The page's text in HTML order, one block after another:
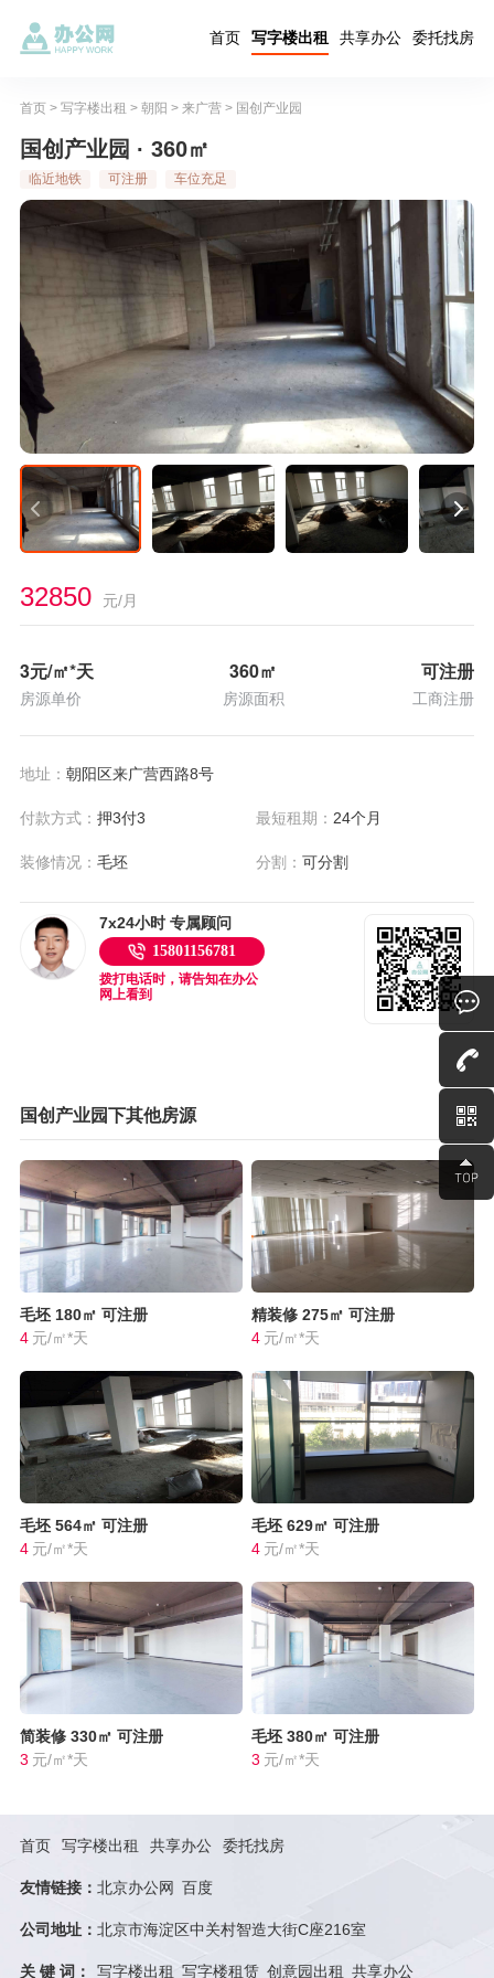
首页 写字楼出租 共享办公 委托找房
首页> 写字楼出租 > 朝阳 > 来广营> 国创产业园
国创产业园 · 360㎡
临近地铁 可注册 车位充足
32850 元/月
3元/㎡*天
房源单价
360㎡
房源面积
可注册
工商注册
地址： 朝阳区来广营西路8号
付款方式： 押3付3 最短租期： 24个月
装修情况： 毛坯 分割：可分割
7x24小时 专属顾问
15801156781
拨打电话时，请告知在办公
网上看到
国创产业园下其他房源
毛坯 180㎡ 可注册
4 元/㎡*天
精装修 275㎡ 可注册
4 元/㎡*天
毛坯 564㎡ 可注册
4 元/㎡*天
毛坯 629㎡ 可注册
4 元/㎡*天
简装修 330㎡ 可注册
3 元/㎡*天
毛坯 380㎡ 可注册
3 元/㎡*天
首页 写字楼出租 共享办公 委托找房
友情链接： 北京办公网 百度
公司地址： 北京市海淀区中关村智造大街C座216室
关 键 词： 写字楼出租 写字楼租赁 创意园出租 共享办公